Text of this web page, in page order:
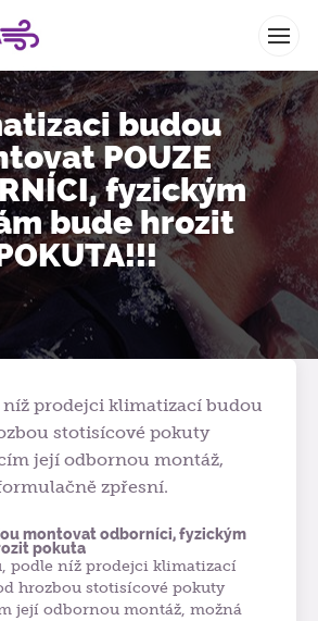
budou
POUZE
fyzickým
bude hrozit
níž prodejci klimatizací budou
stotisícové pokuty
její odbornou montáž,
zpřesní.
montovat odborníci, fyzickým
pokuta
podle níž prodejci klimatizací
hrozbou stotisícové pokuty
její odbornou montáž, možná